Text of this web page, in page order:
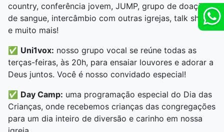
country, conferência jovem, JUMP, grupo de doação
de sangue, intercâmbio com outras igrejas, talk show
e muito mais!
✅ Uni1vox: nosso grupo vocal se reúne todas as
terças-feiras, às 20h, para ensaiar louvores e adorar a
Deus juntos. Você é nosso convidado especial!
✅ Day Camp: uma programação especial do Dia das
Crianças, onde recebemos crianças das congregações
para um dia inteiro de diversão e carinho em nossa